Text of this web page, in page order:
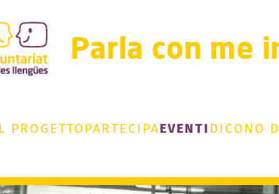
PROGETTOPARTECIPAEVENTI DICONO